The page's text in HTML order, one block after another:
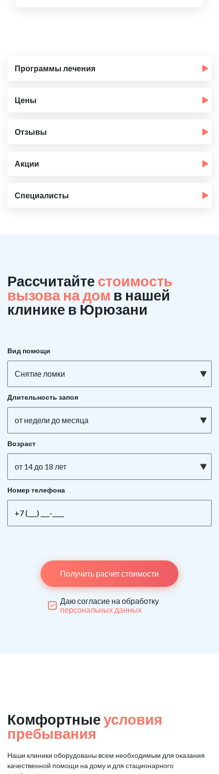
Программы лечения
Цены
Отзывы
Акции
Специалисты
Рассчитайте стоимость
вызова на дом в нашей
клинике в Юрюзани
Вид помощи
Снятие ломки
Длительность запоя
от недели до месяца
Возраст
от 14 до 18 лет
Номер телефона
Получить расчет стоимости
Даю согласие на обработку
персональных данных
Комфортные условия
пребывания
Наши клиники оборудованы всем необходимым для оказания
качественной помощи на дому и для стационарного